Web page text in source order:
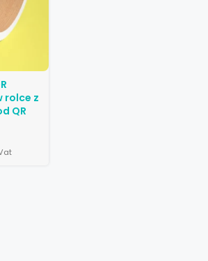
rolce z
QR